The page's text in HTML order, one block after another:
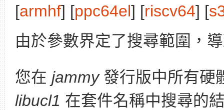
[armhf] [ppc64el] [riscv64] [
由於參數界定了搜尋範圍，
您在 jammy發行版中所有硬
libucl1 在套件名稱中搜尋的